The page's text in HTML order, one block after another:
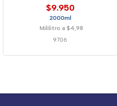
$9.950
2000ml
Mililitro a $4,98
9706